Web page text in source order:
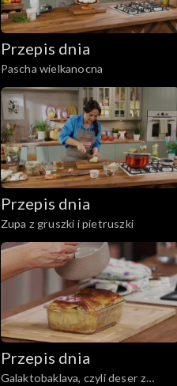
Przepis dnia
Pascha wielkanocna
Przepis dnia
Zupa z gruszki i pietruszki
Przepis dnia
Galaktobaklava, czyli deser z